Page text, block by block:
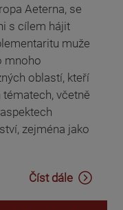
Aeterna, se
s cílem hájit
muže
mnoho
oblastí, kteří
včetně
zejména jako
Číst dále